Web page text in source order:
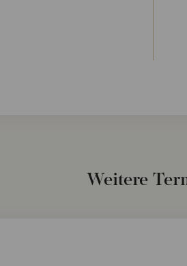
Weitere